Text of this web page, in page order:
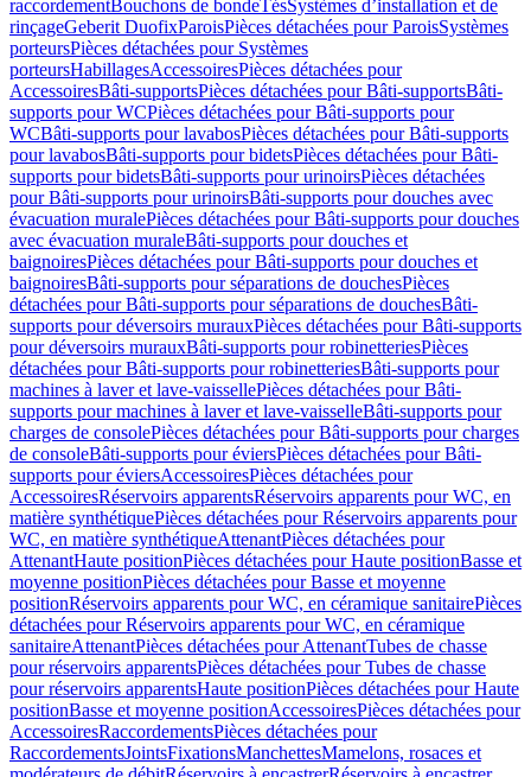
raccordementBouchons de bondeTésSystèmes d’installation et de
rinçageGeberit DuofixParoisPièces détachées pour ParoisSystèmes
porteursPièces détachées pour Systèmes
porteursHabillagesAccessoiresPièces détachées pour
AccessoiresBâti-supportsPièces détachées pour Bâti-supportsBâti-
supports pour WCPièces détachées pour Bâti-supports pour
WCBâti-supports pour lavabosPièces détachées pour Bâti-supports
pour lavabosBâti-supports pour bidetsPièces détachées pour Bâti-
supports pour bidetsBâti-supports pour urinoirsPièces détachées
pour Bâti-supports pour urinoirsBâti-supports pour douches avec
évacuation muralePièces détachées pour Bâti-supports pour douches
avec évacuation muraleBâti-supports pour douches et
baignoiresPièces détachées pour Bâti-supports pour douches et
baignoiresBâti-supports pour séparations de douchesPièces
détachées pour Bâti-supports pour séparations de douchesBâti-
supports pour déversoirs murauxPièces détachées pour Bâti-supports
pour déversoirs murauxBâti-supports pour robinetteriesPièces
détachées pour Bâti-supports pour robinetteriesBâti-supports pour
machines à laver et lave-vaissellePièces détachées pour Bâti-
supports pour machines à laver et lave-vaisselleBâti-supports pour
charges de consolePièces détachées pour Bâti-supports pour charges
de consoleBâti-supports pour éviersPièces détachées pour Bâti-
supports pour éviersAccessoiresPièces détachées pour
AccessoiresRéservoirs apparentsRéservoirs apparents pour WC, en
matière synthétiquePièces détachées pour Réservoirs apparents pour
WC, en matière synthétiqueAttenantPièces détachées pour
AttenantHaute positionPièces détachées pour Haute positionBasse et
moyenne positionPièces détachées pour Basse et moyenne
positionRéservoirs apparents pour WC, en céramique sanitairePièces
détachées pour Réservoirs apparents pour WC, en céramique
sanitaireAttenantPièces détachées pour AttenantTubes de chasse
pour réservoirs apparentsPièces détachées pour Tubes de chasse
pour réservoirs apparentsHaute positionPièces détachées pour Haute
positionBasse et moyenne positionAccessoiresPièces détachées pour
AccessoiresRaccordementsPièces détachées pour
RaccordementsJointsFixationsManchettesMamelons, rosaces et